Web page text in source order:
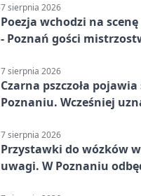
7 sierpnia 2026
Poezja wchodzi na scenę
- Poznań gości
7 sierpnia 2026
Czarna pszczoła pojawia
Poznaniu. Wcześniej
7 sierpnia 2026
Przystawki do wózków
uwagi. W Poznaniu